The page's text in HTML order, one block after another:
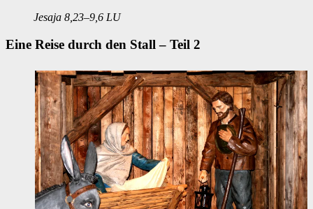
Jesaja 8,23–9,6 LU
Eine Reise durch den Stall – Teil 2